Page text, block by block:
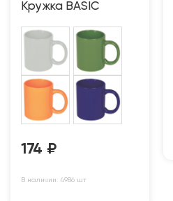
Кружка BASIC
174 ₽
В наличии: 4986 шт